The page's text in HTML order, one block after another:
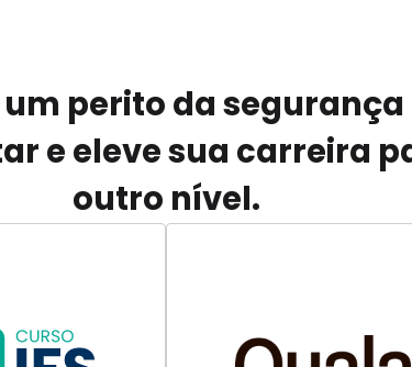
um perito da segurança
e eleve sua carreira
outro nível.